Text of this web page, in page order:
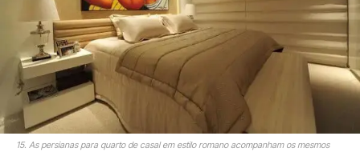
15. As persianas para quarto de casal em estilo romano acompanham os mesmos